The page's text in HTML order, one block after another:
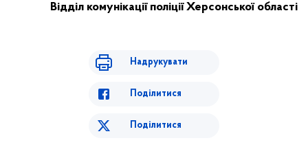
Відділ комунікації поліції Херсонської області
Надрукувати
Поділитися
Поділитися